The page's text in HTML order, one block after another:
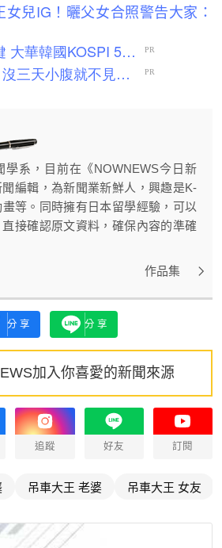
兒IG！曬父女合照警告大家：
學系，目前在《NOWNEWS今日新
編輯，為新聞業新鮮人，興趣是K-
等。同時擁有日本留學經驗，可以
接確認原文資料，確保內容的準確
作品集
分享 分享
加入你喜愛的新聞來源
追蹤 好友 訂閱
吊車大王 老婆 吊車大王 女友